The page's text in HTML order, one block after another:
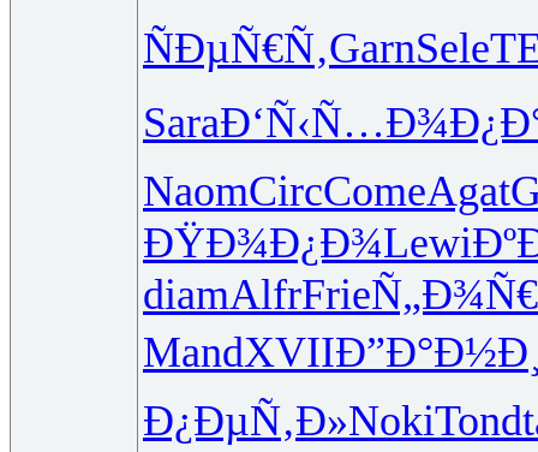
ÑÐµÑ€Ñ‚GarnSele
SaraÐ‘Ñ‹Ñ…Ð¾
NaomCircComeAgat
ÐŸÐ¾Ð¿Ð¾Lewi
diamAlfrFrie
MandXVII
Ð¿ÐµÑ‚Ð»NokiTond